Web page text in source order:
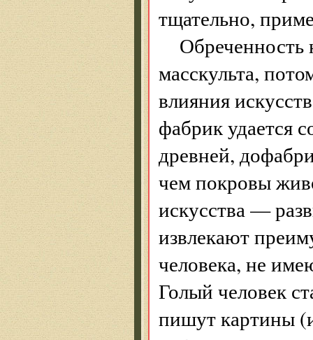
тщательно,
Обреченность
масскульта,
влияния
фабрик удается
древней,
чем покровы
искусства —
извлекают
человека, не
Голый человек
пишут картины